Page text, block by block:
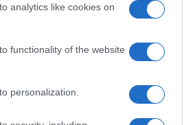
analytics like cookies on
functionality of the website
personalization.